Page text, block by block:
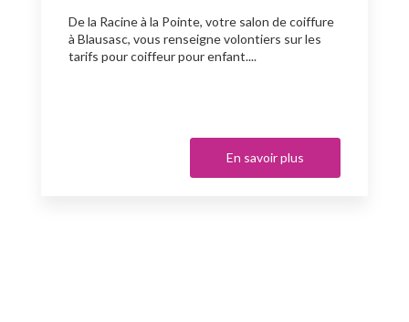
De la Racine à la Pointe, votre salon de coiffure
à Blausasc, vous renseigne volontiers sur les
tarifs pour coiffeur pour enfant....
En savoir plus